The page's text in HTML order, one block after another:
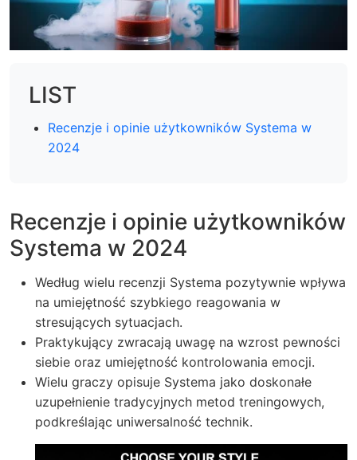
LIST
Recenzje i opinie użytkowników Systema w
2024
Recenzje i opinie użytkowników
Systema w 2024
Według wielu recenzji Systema pozytywnie wpływa
na umiejętność szybkiego reagowania w
stresujących sytuacjach.
Praktykujący zwracają uwagę na wzrost pewności
siebie oraz umiejętność kontrolowania emocji.
Wielu graczy opisuje Systema jako doskonałe
uzupełnienie tradycyjnych metod treningowych,
podkreślając uniwersalność technik.